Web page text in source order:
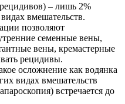
– лишь 2%
вмешательств.
позволяют
семенные вены,
вены, кремастерные
рецидивы.
осложнение как водянка
видах вмешательств
встречается до